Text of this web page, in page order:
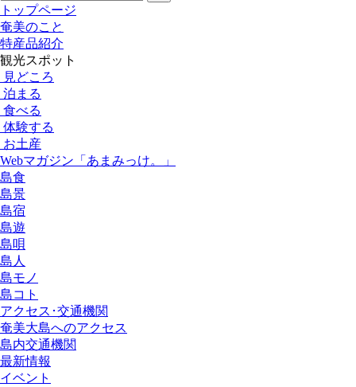
トップページ
奄美のこと
特産品紹介
観光スポット
見どころ
泊まる
食べる
体験する
お土産
Webマガジン「あまみっけ。」
島食
島景
島宿
島遊
島唄
島人
島モノ
島コト
アクセス･交通機関
奄美大島へのアクセス
島内交通機関
最新情報
イベント